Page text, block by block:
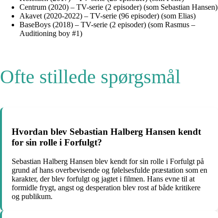
Centrum (2020) – TV-serie (2 episoder) (som Sebastian Hansen)
Akavet (2020-2022) – TV-serie (96 episoder) (som Elias)
BaseBoys (2018) – TV-serie (2 episoder) (som Rasmus –
Auditioning boy #1)
Ofte stillede spørgsmål
Hvordan blev Sebastian Halberg Hansen kendt
for sin rolle i Forfulgt?
Sebastian Halberg Hansen blev kendt for sin rolle i Forfulgt på
grund af hans overbevisende og følelsesfulde præstation som en
karakter, der blev forfulgt og jagtet i filmen. Hans evne til at
formidle frygt, angst og desperation blev rost af både kritikere
og publikum.